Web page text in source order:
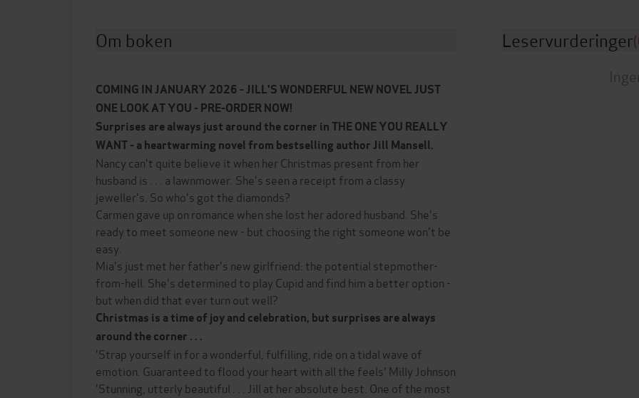
Om boken
COMING IN JANUARY 2026 - JILL'S WONDERFUL NEW NOVEL JUST
ONE LOOK AT YOU - PRE-ORDER NOW!
Surprises are always just around the corner in THE ONE YOU REALLY
WANT - a heartwarming novel from bestselling author Jill Mansell.
Nancy can't quite believe it when her Christmas present from her
husband is . . . a lawnmower. She's seen a receipt from a classy
jeweller's. So who's got the diamonds?
Carmen gave up on romance when she lost her adored husband. She's
ready to meet someone new - but choosing the right someone won't be
easy.
Mia's just met her father's new girlfriend: the potential stepmother-
from-hell. She's determined to play Cupid and find him a better option -
but when did that ever turn out well?
Christmas is a time of joy and celebration, but surprises are always
around the corner . . .
'Strap yourself in for a wonderful, fulfilling, ride on a tidal wave of
emotion. Guaranteed to flood your heart with all the feels' Milly Johnson
'Stunning, utterly beautiful . . . Jill at her absolute best. One of the most
Leservurderinger